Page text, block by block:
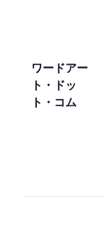
ワードアー
ト・ドッ
ト・コム